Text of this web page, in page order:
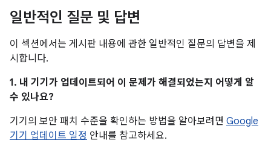
일반적인 질문 및 답변
이 섹션에서는 게시판 내용에 관한 일반적인 질문의 답변을 제
시합니다.
1. 내 기기가 업데이트되어 이 문제가 해결되었는지 어떻게 알
수 있나요?
기기의 보안 패치 수준을 확인하는 방법을 알아보려면 Google
기기 업데이트 일정 안내를 참고하세요.